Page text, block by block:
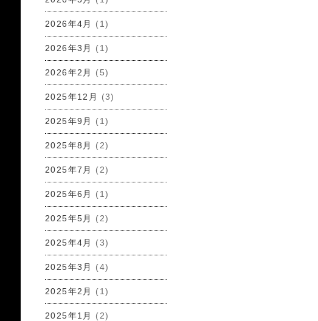
2026年4月 (1)
2026年3月 (1)
2026年2月 (5)
2025年12月 (3)
2025年9月 (1)
2025年8月 (2)
2025年7月 (2)
2025年6月 (1)
2025年5月 (2)
2025年4月 (3)
2025年3月 (4)
2025年2月 (1)
2025年1月 (2)